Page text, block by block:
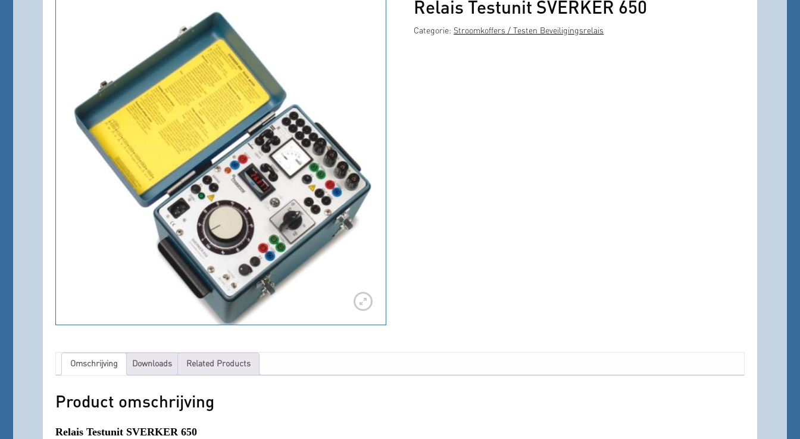
Relais Testunit SVERKER 650
Categorie: Stroomkoffers / Testen Beveiligingsrelais
Omschrijving Downloads Related Products
Product omschrijving
Relais Testunit SVERKER 650